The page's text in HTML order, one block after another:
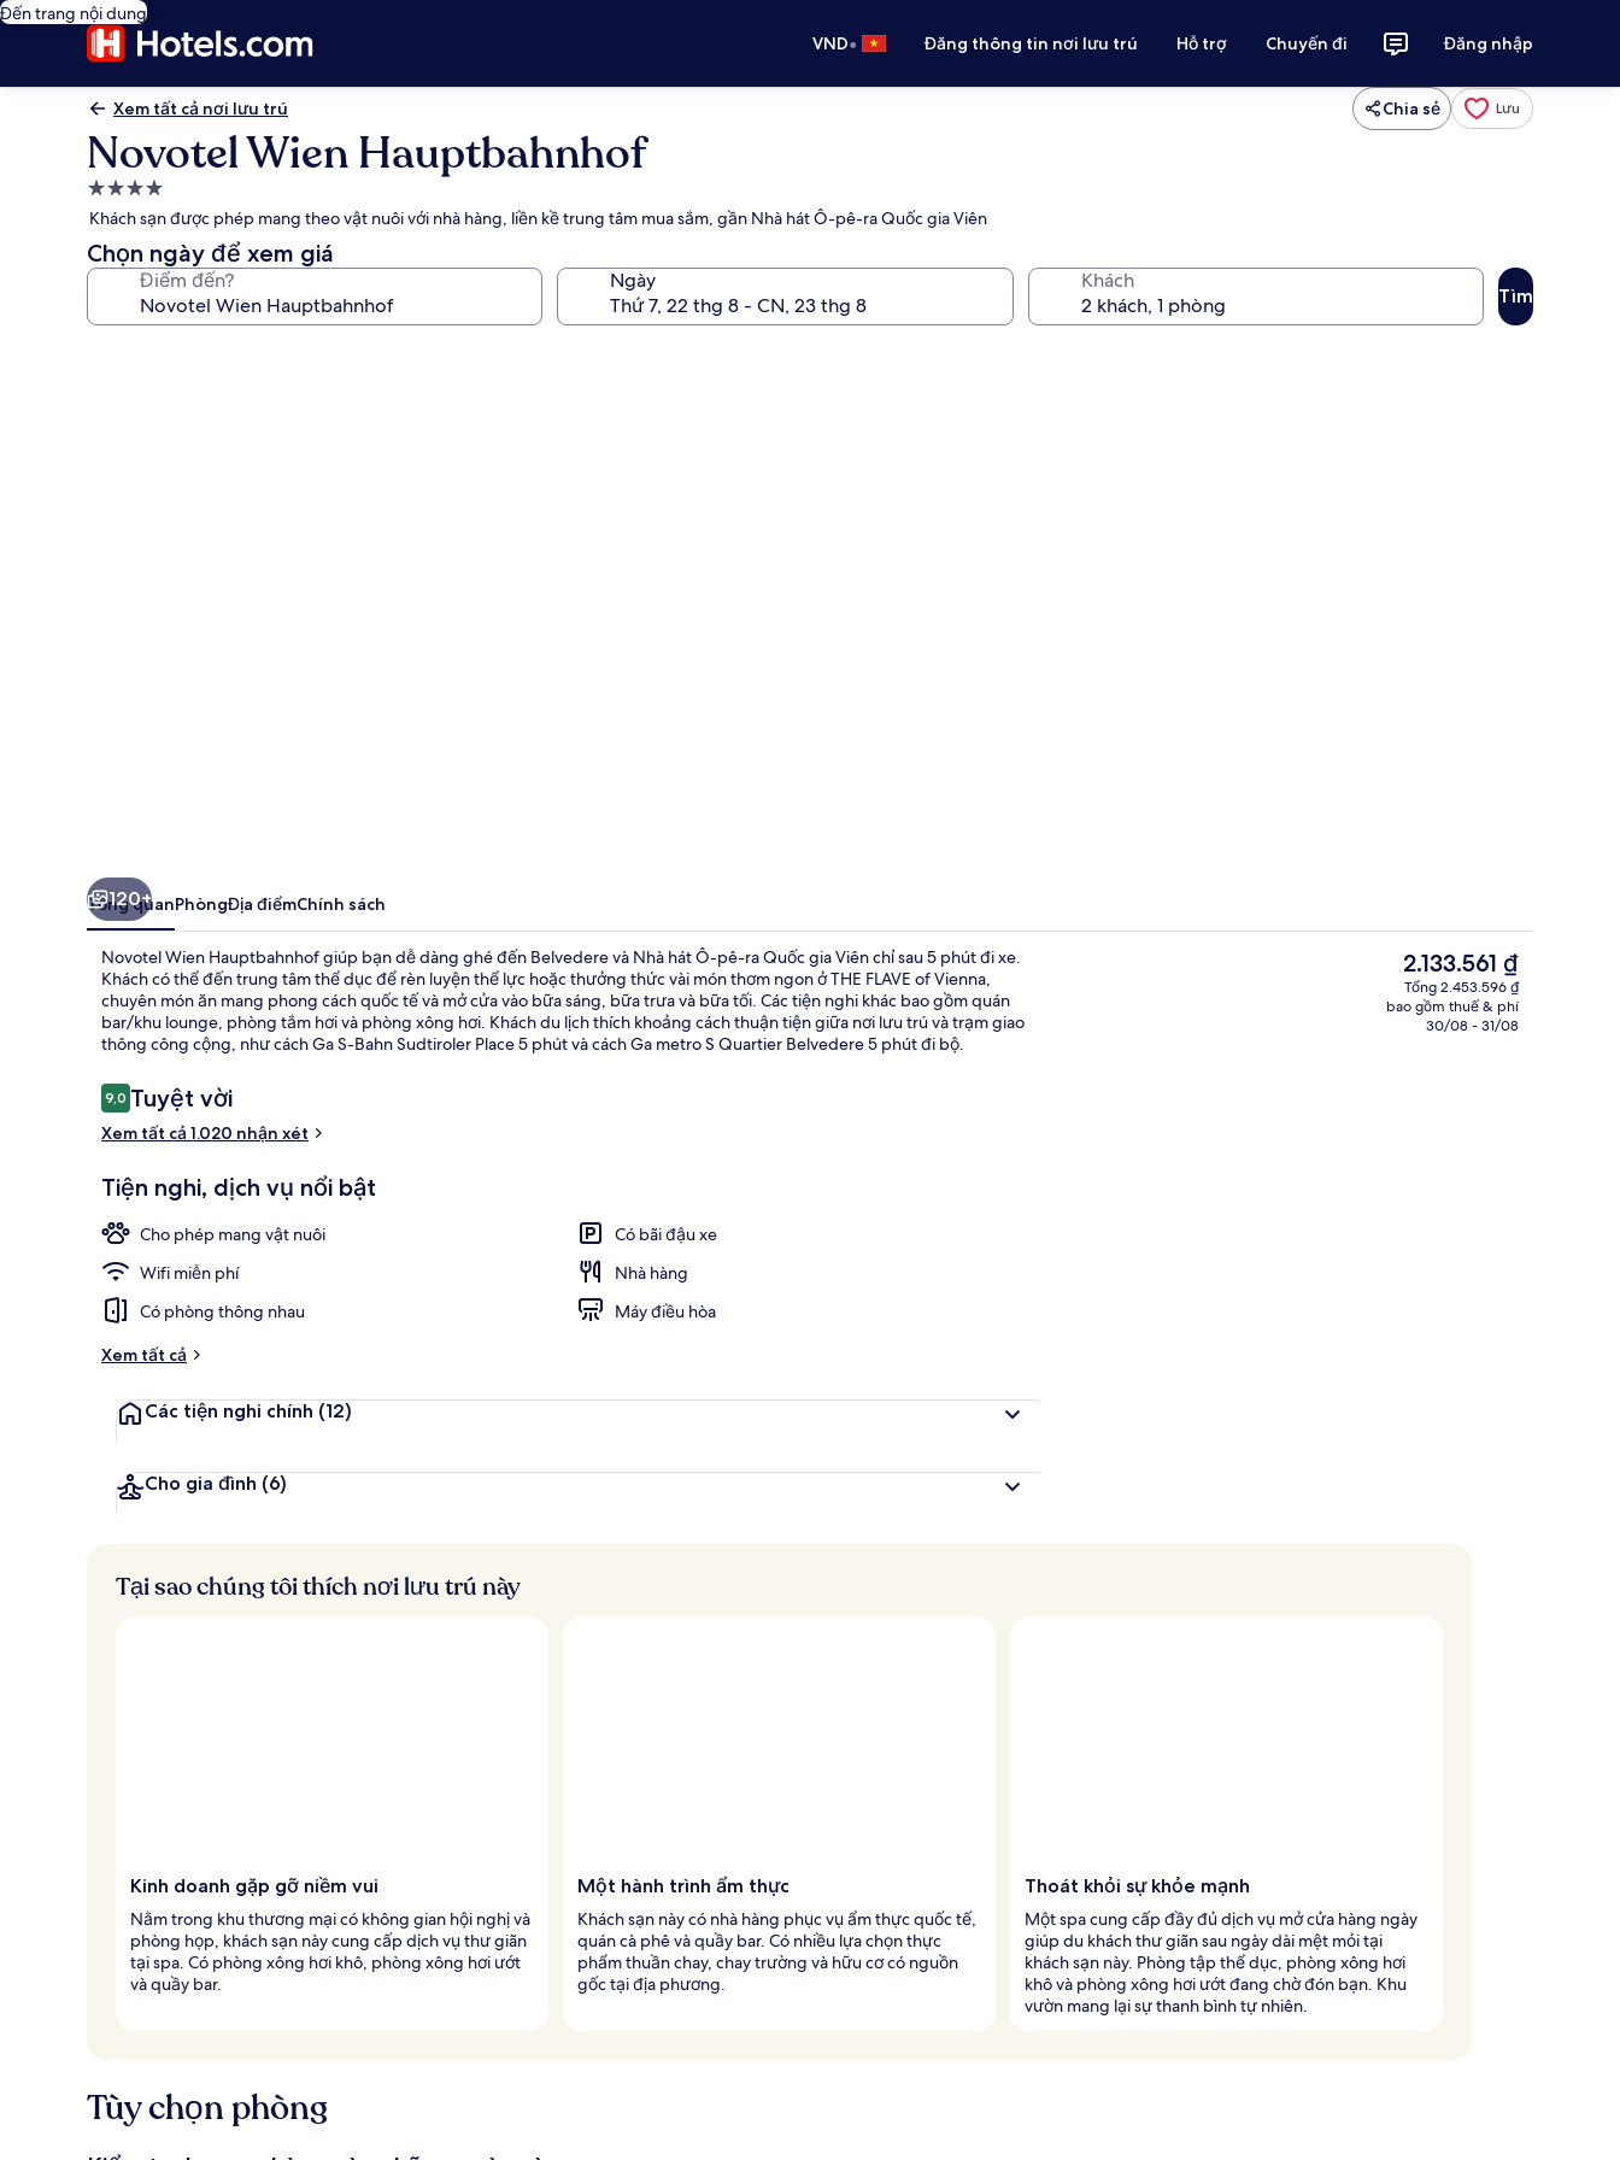
Đến trang nội dung
VND• Đăng thông tin nơi lưu trú Hỗ trợ Chuyến đi Đăng nhập
Xem tất cả nơi lưu trú Chia sẻ Lưu
Novotel Wien Hauptbahnhof
Nơi
lưu
trú
4.0
Khách sạn được phép mang theo vật nuôi với nhà hàng, liền kề trung tâm mua sắm, gần Nhà hát Ô-pê-ra Quốc gia Viên
Chọn ngày để xem giá
Điểm đến? Ngày Khách
Tìm
Trung tâm hành chính, văn phòng Khu phòng họp
120+
Tổng quanPhòngĐịa điểmChính sách
Novotel Wien Hauptbahnhof giúp bạn dễ dàng ghé đến Belvedere và Nhà hát Ô-pê-ra Quốc gia Viên chỉ sau 5 phút đi xe.
Khách có thể đến trung tâm thể dục để rèn luyện thể lực hoặc thưởng thức vài món thơm ngon ở THE FLAVE of Vienna,
chuyên món ăn mang phong cách quốc tế và mở cửa vào bữa sáng, bữa trưa và bữa tối. Các tiện nghi khác bao gồm quán
bar/khu lounge, phòng tắm hơi và phòng xông hơi. Khách du lịch thích khoảng cách thuận tiện giữa nơi lưu trú và trạm giao
thông công cộng, như cách Ga S-Bahn Sudtiroler Place 5 phút và cách Ga metro S Quartier Belvedere 5 phút đi bộ.
Nhận
xét
9,09,0 trên 10,
Tuyệt vời
Xem tất cả 1.020 nhận xét
Tiện nghi, dịch vụ nổi bật
Cho phép mang vật nuôi
Có bãi đậu xe
Wifi miễn phí
Nhà hàng
Có phòng thông nhau
Máy điều hòa
Xem tất cả
Các tiện nghi chính (12)
Cho gia đình (6)
Giá
hiện
tại
2.133.561 ₫
Tổng 2.453.596 ₫
bao gồm thuế & phí
30/08 - 31/08
Tại sao chúng tôi thích nơi lưu trú này
Kinh doanh gặp gỡ niềm vui
Nằm trong khu thương mại có không gian hội nghị và
phòng họp, khách sạn này cung cấp dịch vụ thư giãn
tại spa. Có phòng xông hơi khô, phòng xông hơi ướt
và quầy bar.
Một hành trình ẩm thực
Khách sạn này có nhà hàng phục vụ ẩm thực quốc tế,
quán cà phê và quầy bar. Có nhiều lựa chọn thực
phẩm thuần chay, chay trường và hữu cơ có nguồn
gốc tại địa phương.
Thoát khỏi sự khỏe mạnh
Một spa cung cấp đầy đủ dịch vụ mở cửa hàng ngày
giúp du khách thư giãn sau ngày dài mệt mỏi tại
khách sạn này. Phòng tập thể dục, phòng xông hơi
khô và phòng xông hơi ướt đang chờ đón bạn. Khu
vườn mang lại sự thanh bình tự nhiên.
Tùy chọn phòng